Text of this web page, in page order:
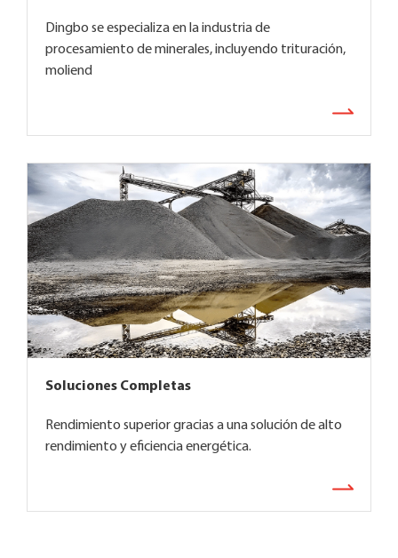
Dingbo se especializa en la industria de
procesamiento de minerales, incluyendo trituración,
moliend
Soluciones Completas
Rendimiento superior gracias a una solución de alto
rendimiento y eficiencia energética.